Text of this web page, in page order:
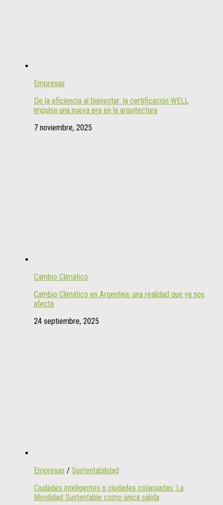
Empresas
De la eficiencia al bienestar: la certificación WELL
impulsa una nueva era en la arquitectura
7 noviembre, 2025
Cambio Climático
Cambio Climático en Argentina: una realidad que ya nos
afecta
24 septiembre, 2025
Empresas / Sustentabilidad
Ciudades inteligentes o ciudades colapsadas: La
Movilidad Sustentable como única salida